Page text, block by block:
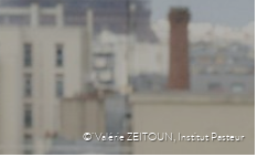
© Valérie ZEITOUN, Institut Pasteur